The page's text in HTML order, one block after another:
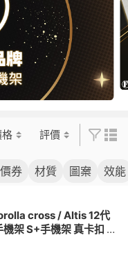
格 評價
券 材質 圖案 效能
cross / Altis 12代
架 S+手機架 真卡扣 螢